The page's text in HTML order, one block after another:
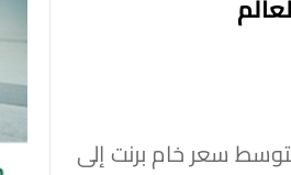
سعر خام برنت إلى